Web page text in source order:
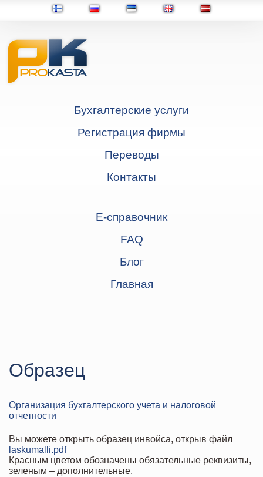
Бухгалтерские услуги
Регистрация фирмы
Переводы
Контакты
Е-справочник
FAQ
Блог
Главная
Образец
Организация бухгалтерского учета и налоговой
отчетности
Вы можете открыть образец инвойса, открыв файл
laskumalli.pdf
Красным цветом обозначены обязательные реквизиты,
зеленым – дополнительные.